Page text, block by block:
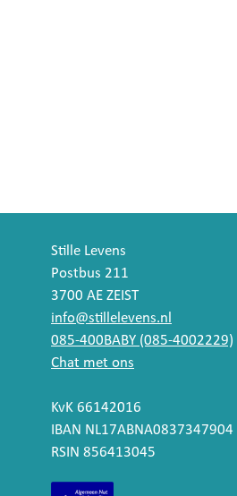
Stille Levens
Postbus 211
3700 AE ZEIST
info@stillelevens.nl
085-400BABY (085-4002229)
Chat met ons
KvK 66142016
IBAN NL17ABNA0837347904
RSIN 856413045